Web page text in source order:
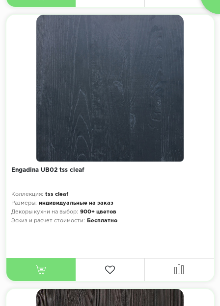
Engadina UB02 tss cleaf
Коллекция: tss cleaf
Размеры: индивидуальные на заказ
Декоры кухни на выбор: 900+ цветов
Эскиз и расчет стоимости:
Бесплатно